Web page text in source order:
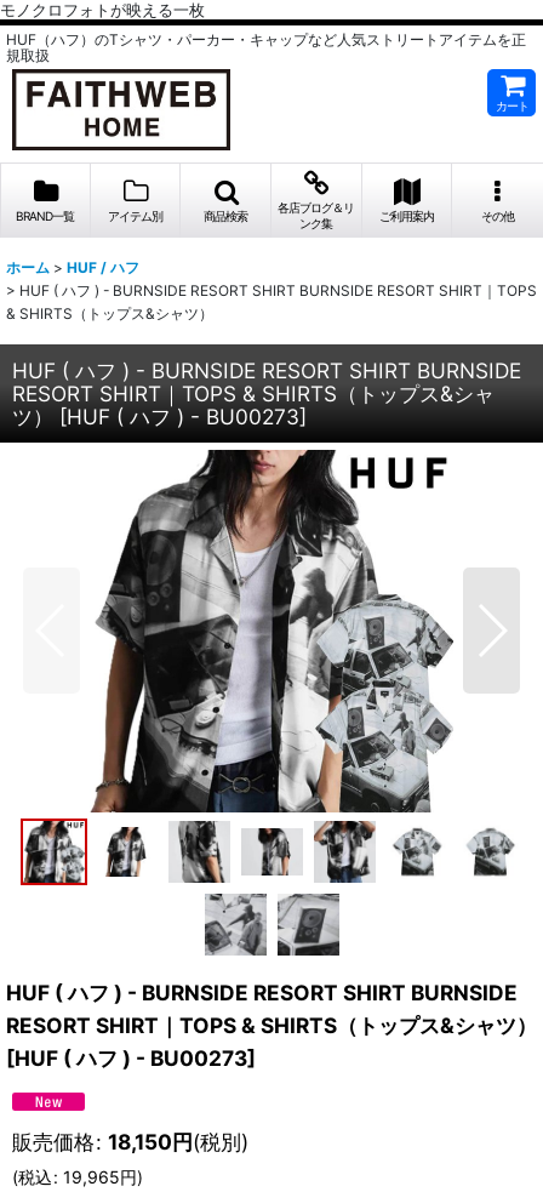
モノクロフォトが映える一枚
HUF（ハフ）のTシャツ・パーカー・キャップなど人気ストリートアイテムを正
規取扱
カート
BRAND一覧 アイテム別 商品検索
各店ブログ＆リ
ンク集
ご利用案内 その他
ホーム > HUF / ハフ
> HUF ( ハフ ) - BURNSIDE RESORT SHIRT BURNSIDE RESORT SHIRT｜TOPS
& SHIRTS（トップス&シャツ）
HUF ( ハフ ) - BURNSIDE RESORT SHIRT BURNSIDE
RESORT SHIRT｜TOPS & SHIRTS（トップス&シャ
ツ）
[HUF ( ハフ ) - BU00273]
HUF ( ハフ ) - BURNSIDE RESORT SHIRT BURNSIDE
RESORT SHIRT｜TOPS & SHIRTS（トップス&シャツ）
[HUF ( ハフ ) - BU00273]
販売価格: 18,150円(税別)
(税込: 19,965円)